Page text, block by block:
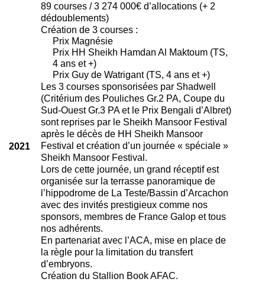
2021
89 courses / 3 274 000€ d’allocations (+ 2
dédoublements)
Création de 3 courses :
Prix Magnésie
Prix HH Sheikh Hamdan Al Maktoum (TS,
4 ans et +)
Prix Guy de Watrigant (TS, 4 ans et +)
Les 3 courses sponsorisées par Shadwell
(Critérium des Pouliches Gr.2 PA, Coupe du
Sud-Ouest Gr.3 PA et le Prix Bengali d’Albret)
sont reprises par le Sheikh Mansoor Festival
après le décès de HH Sheikh Mansoor
Festival et création d’un journée « spéciale »
Sheikh Mansoor Festival.
Lors de cette journée, un grand réceptif est
organisée sur la terrasse panoramique de
l’hippodrome de La Teste/Bassin d’Arcachon
avec des invités prestigieux comme nos
sponsors, membres de France Galop et tous
nos adhérents.
En partenariat avec l’ACA, mise en place de
la règle pour la limitation du transfert
d’embryons.
Création du Stallion Book AFAC.